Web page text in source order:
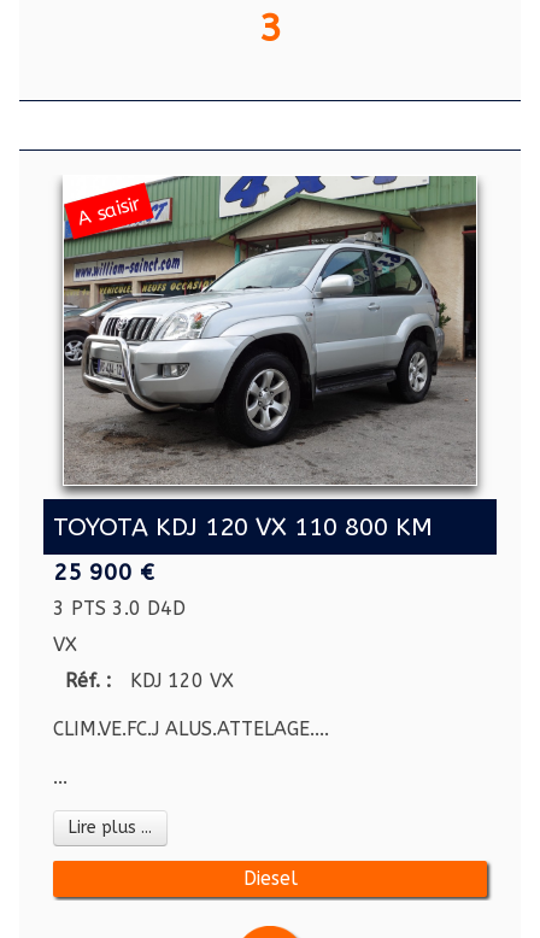
3
A saisir
TOYOTA KDJ 120 VX 110 800 KM
25 900 €
3 PTS 3.0 D4D
VX
Réf. :
KDJ 120 VX
CLIM.VE.FC.J ALUS.ATTELAGE....
...
Lire plus ...
Diesel